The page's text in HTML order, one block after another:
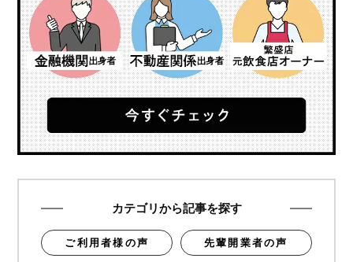
カテゴリから記事を探す
ご利用者様の声 先輩開業者の声